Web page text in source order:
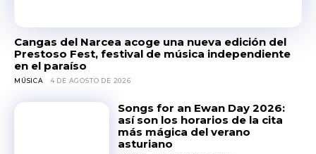
Cangas del Narcea acoge una nueva edición del
Prestoso Fest, festival de música independiente
en el paraíso
MÚSICA 4 DE AGOSTO DE 2026
Songs for an Ewan Day 2026:
así son los horarios de la cita
más mágica del verano
asturiano